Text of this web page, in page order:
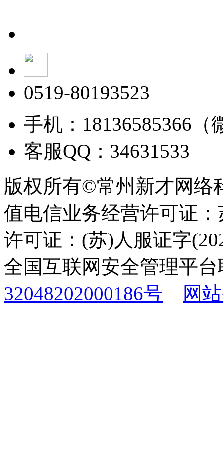
0519-80193523
手机：18136585366（
客服QQ：34631533
版权所有©常州新才网络
值电信业务经营许可证
许可证：(苏)人服证字
全国互联网安全管理平
32048202000186号
网